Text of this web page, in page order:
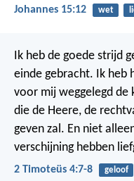
Johannes 15:12 wet
Ik heb de goede strijd
einde gebracht. Ik heb
voor mij weggelegd de
die de Heere, de
geven zal. En niet
verschijning hebben
2 Timoteüs 4:7-8 geloof